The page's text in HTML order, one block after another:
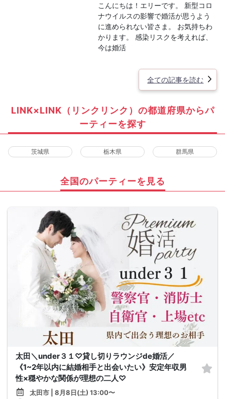
こんにちは！エリーです。 新型コロ
ナウイルスの影響で婚活が思うよう
に進められない皆さま。 お気持ちわ
かります。 感染リスクを考えれば、
今は婚活
全ての記事を読む
LINK×LINK（リンクリンク）の都道府県からパ
ーティーを探す
茨城県 栃木県 群馬県
全国のパーティーを見る
太田＼under３１♡貸し切りラウンジde婚活／
《1~2年以内に結婚相手と出会いたい》安定年収男
性×穏やかな関係が理想の二人♡
太田市 | 8月8日(土) 13:00〜